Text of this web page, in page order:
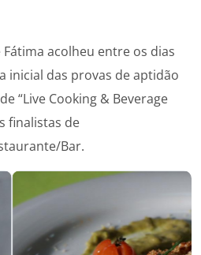
acolheu entre os dias
inicial das provas de aptidão
“Live Cooking & Beverage
finalistas de
Bar.